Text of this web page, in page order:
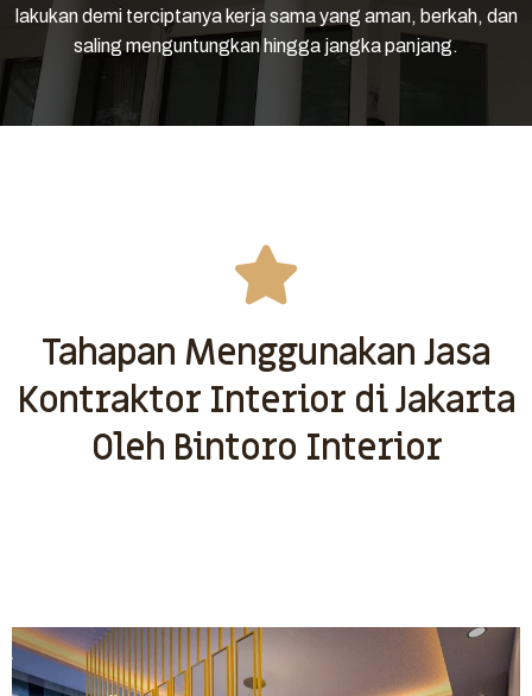
lakukan demi terciptanya kerja sama yang aman, berkah, dan
saling menguntungkan hingga jangka panjang.
Tahapan Menggunakan Jasa
Kontraktor Interior di Jakarta
Oleh Bintoro Interior